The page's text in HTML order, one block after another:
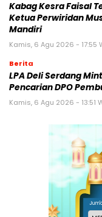
Kabag Kesra Faisal
Ketua Perwiridan
Mandiri
Kamis, 6 Agu 2026 - 17:55
Berita
LPA Deli Serdang
Pencarian DPO
Kamis, 6 Agu 2026 - 13:51